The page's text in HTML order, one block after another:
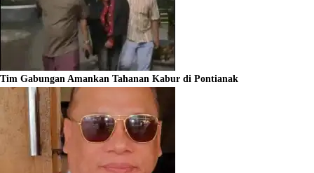
Tim Gabungan Amankan Tahanan Kabur di Pontianak